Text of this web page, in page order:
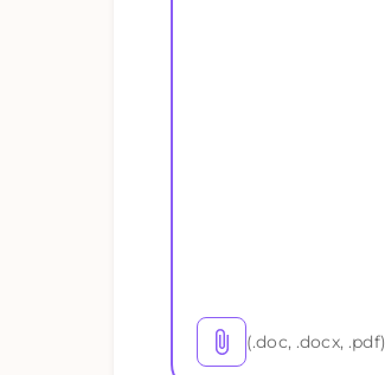
(.doc, .docx, .pdf)